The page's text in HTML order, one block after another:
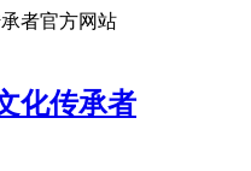
者官方网站